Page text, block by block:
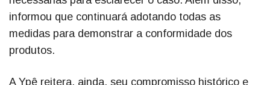
informou que continuará adotando todas as
medidas para demonstrar a conformidade dos
produtos.
A Ypê reitera, ainda, seu compromisso histórico e